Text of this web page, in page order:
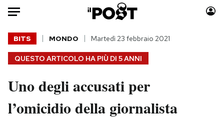
Auto
HOME
Italia
Politica
Moda
Consumismi
QUESTO ARTICOLO HA PIÙ DI 5 ANNI
BITS MONDO Martedì 23 febbraio 2021
Uno degli accusati per
l’omicidio della giornalista